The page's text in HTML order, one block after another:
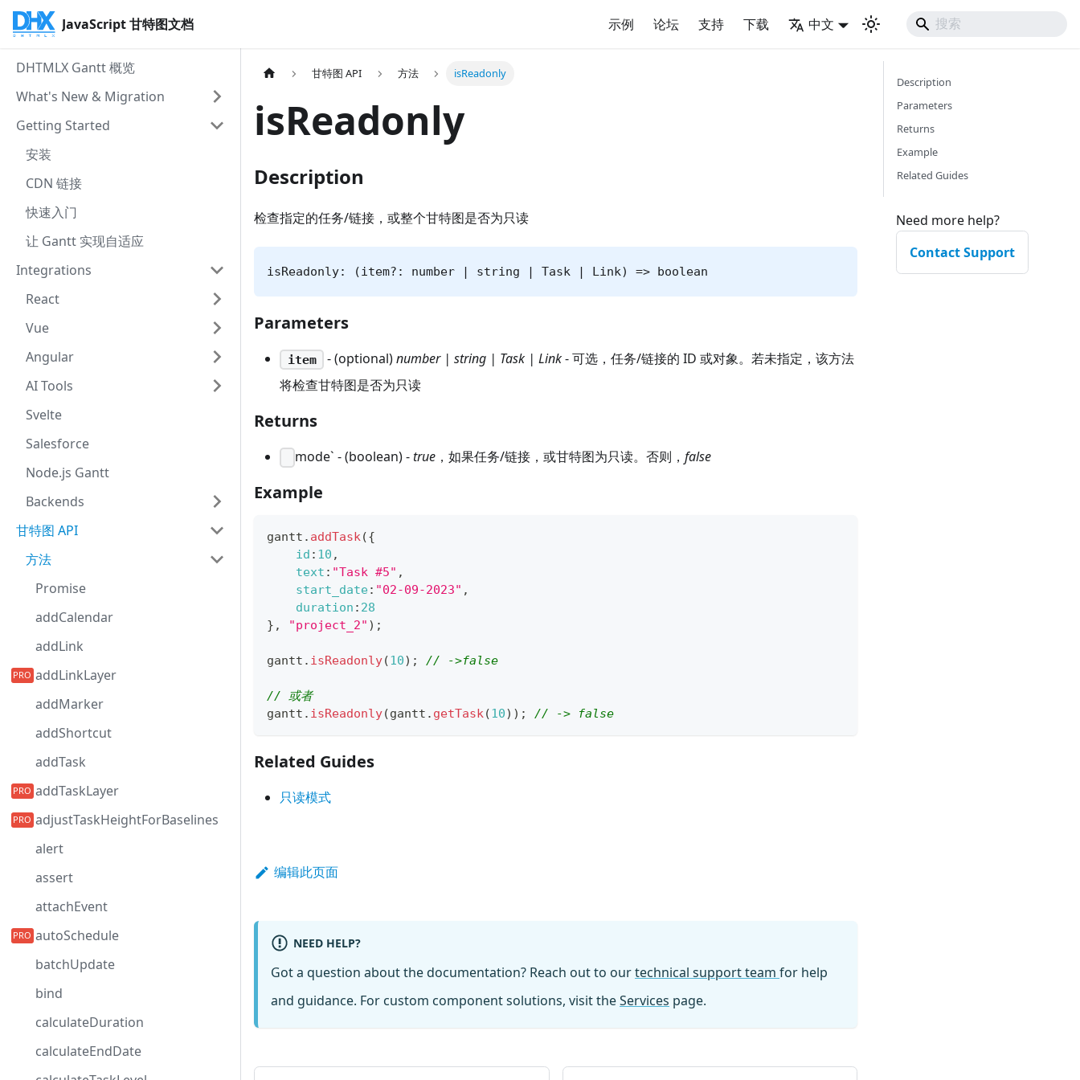
JavaScript 甘特图文档 示例 论坛 支持 下载 中文
DHTMLX Gantt 概览
What's New & Migration
Getting Started
安装
CDN 链接
快速入门
让 Gantt 实现自适应
Integrations
React
Vue
Angular
AI Tools
Svelte
Salesforce
Node.js Gantt
Backends
甘特图 API
方法
Promise
addCalendar
addLink
addLinkLayer
addMarker
addShortcut
addTask
addTaskLayer
adjustTaskHeightForBaselines
alert
assert
attachEvent
autoSchedule
batchUpdate
bind
calculateDuration
calculateEndDate
甘特图 API 方法 isReadonly
isReadonly
Description
检查指定的任务/链接，或整个甘特图是否为只读
isReadonly: (item?: number | string | Task | Link) => boolean
Parameters
item - (optional)number | string | Task | Link- 可选，任务/链接的 ID 或对象。若未指定，该方法
将检查甘特图是否为只读
Returns
mode` - (boolean) -true ，如果任务/链接，或甘特图为只读。否则，false
Example
gantt . addTask({
id : 10 ,
text : "Task #5" ,
start_date: "02-09-2023" ,
duration : 28
} , "project_2" ) ;
gantt . isReadonly(10) ; // ->false
// 或者
gantt . isReadonly(gantt . getTask(10) ) ; // -> false
Related Guides
只读模式
编辑此页面
NEED HELP?
Got a question about the documentation? Reach out to ourtechnical support team for help
and guidance. For custom component solutions, visit theServices page.
Description
Parameters
Returns
Example
Related Guides
Need more help?
Contact Support